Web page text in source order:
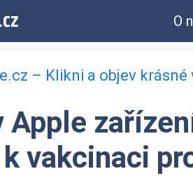
O
– Klikni a objev krásné
Apple
k vakcinaci